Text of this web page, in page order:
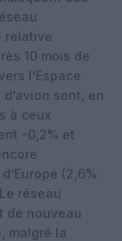
relative
10 mois de
l’Espace
sont, en
à ceux
-0,2% et
(2,6%
réseau
de nouveau
malgré la